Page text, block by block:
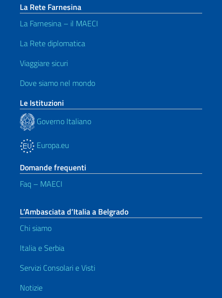
La Rete Farnesina
La Farnesina – il MAECI
La Rete diplomatica
Viaggiare sicuri
Dove siamo nel mondo
Le Istituzioni
Governo Italiano
Europa.eu
Domande frequenti
Faq – MAECI
L’Ambasciata d’Italia a Belgrado
Chi siamo
Italia e Serbia
Servizi Consolari e Visti
Notizie